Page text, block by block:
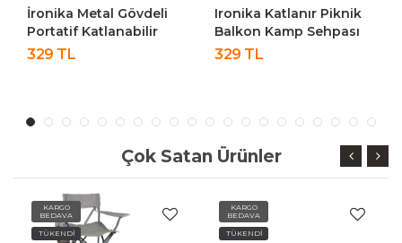
İronika Metal Gövdeli
Portatif Katlanabilir
Kamp Piknik Balkon
329 TL
Ironika Katlanır Piknik
Balkon Kamp Sehpası
Masası
329 TL
Çok Satan Ürünler
KARGO
BEDAVA
TÜKENDİ
KARGO
BEDAVA
TÜKENDİ